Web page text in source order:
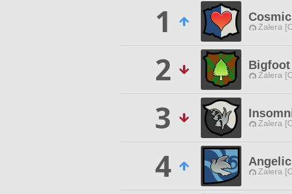
1 Zalera
2
Zalera
3
Zalera
4
Zalera